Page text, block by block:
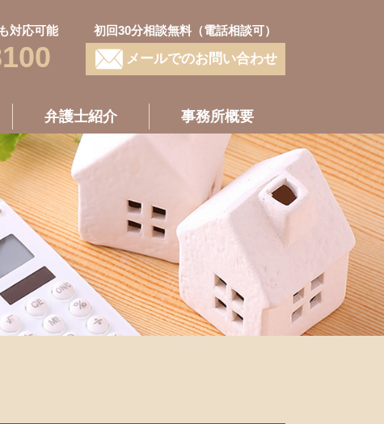
対応可能 初回30分相談無料（電話相談可）
メールでのお問い合わせ
弁護士紹介 事務所概要